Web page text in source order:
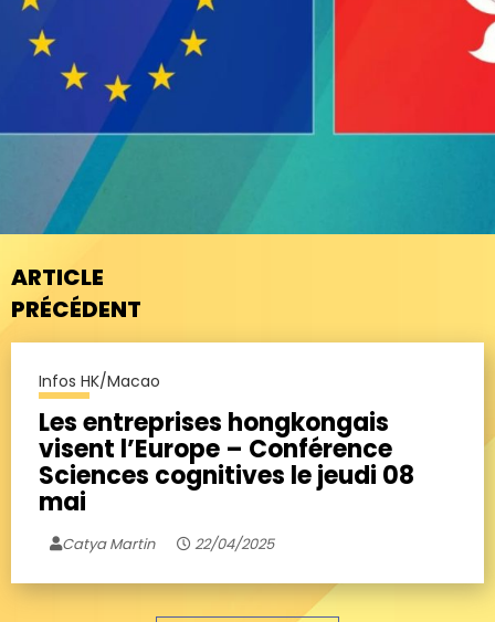
ARTICLE
PRÉCÉDENT
Infos HK/Macao
Les entreprises hongkongais
visent l’Europe – Conférence
Sciences cognitives le jeudi 08
mai
Catya Martin 22/04/2025